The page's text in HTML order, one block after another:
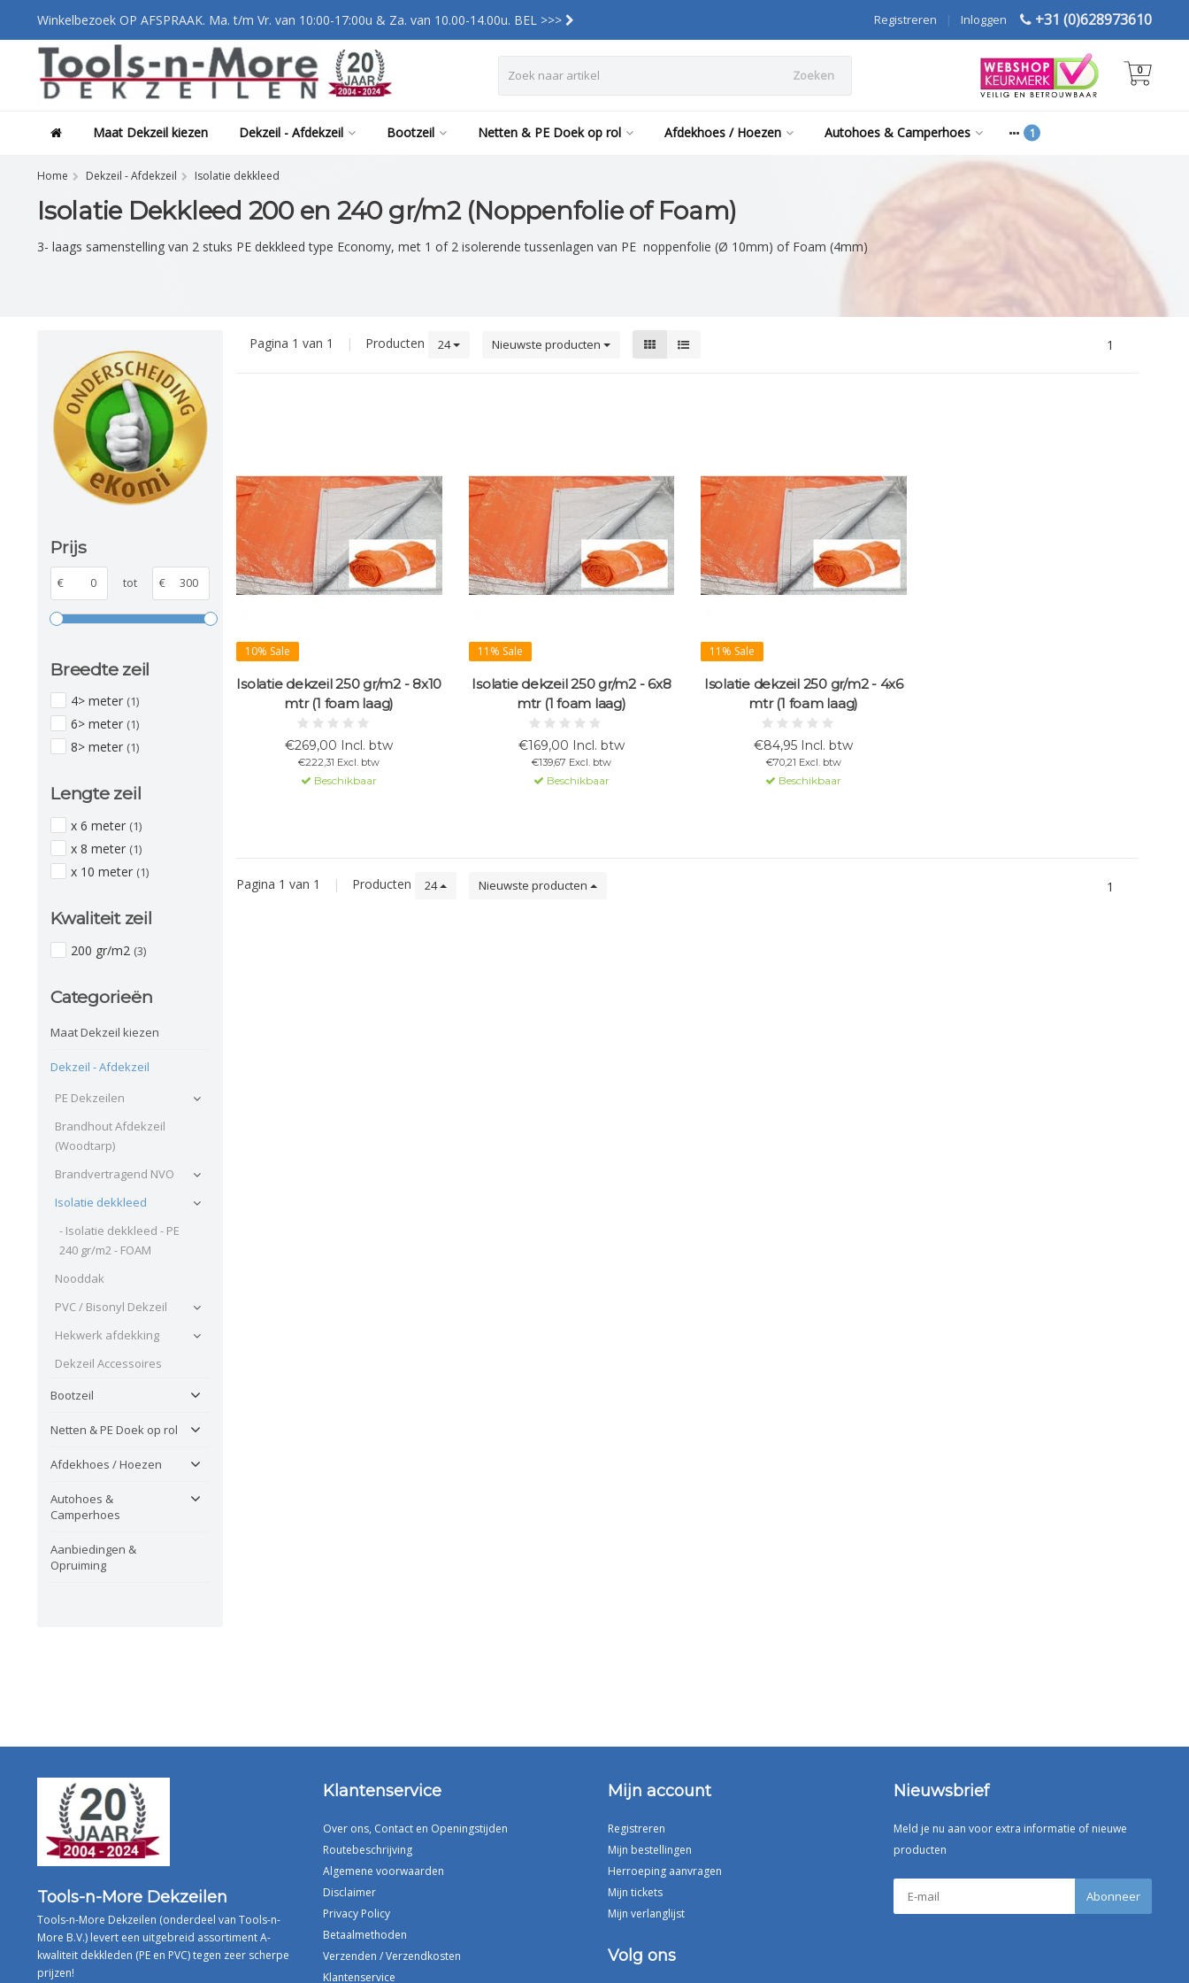
Winkelbezoek OP AFSPRAAK. Ma. t/m Vr. van 10:00-17:00u & Za. van 10.00-14.00u. BEL >>> +31 (0)628973610
Inloggen
|
Registreren
Zoeken 0
Maat Dekzeil kiezen Dekzeil - Afdekzeil Bootzeil Netten & PE Doek op rol Afdekhoes / Hoezen Autohoes & Camperhoes
Home Dekzeil - Afdekzeil Isolatie dekkleed
Isolatie Dekkleed 200 en 240 gr/m2 (Noppenfolie of Foam)
3- laags samenstelling van 2 stuks PE dekkleed type Economy, met 1 of 2 isolerende tussenlagen van PE noppenfolie (Ø 10mm) of Foam (4mm)
Prijs
€ tot €
Breedte zeil
4> meter (1)
6> meter (1)
8> meter (1)
Lengte zeil
x 6 meter (1)
x 8 meter (1)
x 10 meter (1)
Kwaliteit zeil
200 gr/m2 (3)
Categorieën
Maat Dekzeil kiezen
Dekzeil - Afdekzeil
PE Dekzeilen
Brandhout Afdekzeil
(Woodtarp)
Brandvertragend NVO
Isolatie dekkleed
- Isolatie dekkleed - PE
240 gr/m2 - FOAM
Nooddak
PVC / Bisonyl Dekzeil
Hekwerk afdekking
Dekzeil Accessoires
Bootzeil
Netten & PE Doek op rol
Afdekhoes / Hoezen
Autohoes &
Camperhoes
Aanbiedingen &
Opruiming
Pagina 1 van 1 | Producten 24 Nieuwste producten 1
10% Sale
Isolatie dekzeil 250 gr/m2 - 8x10
mtr (1 foam laag)
€269,00 Incl. btw
€222,31 Excl. btw
Beschikbaar
11% Sale
Isolatie dekzeil 250 gr/m2 - 6x8
mtr (1 foam laag)
€169,00 Incl. btw
€139,67 Excl. btw
Beschikbaar
11% Sale
Isolatie dekzeil 250 gr/m2 - 4x6
mtr (1 foam laag)
€84,95 Incl. btw
€70,21 Excl. btw
Beschikbaar
Pagina 1 van 1 | Producten 24 Nieuwste producten 1
Tools-n-More Dekzeilen
Tools-n-More Dekzeilen (onderdeel van Tools-n-
More B.V.) levert een uitgebreid assortiment A-
kwaliteit dekkleden (PE en PVC) tegen zeer scherpe
prijzen!
Klantenservice
Over ons, Contact en Openingstijden
Routebeschrijving
Algemene voorwaarden
Disclaimer
Privacy Policy
Betaalmethoden
Verzenden / Verzendkosten
Klantenservice
Mijn account
Registreren
Mijn bestellingen
Herroeping aanvragen
Mijn tickets
Mijn verlanglijst
Volg ons
Nieuwsbrief
Meld je nu aan voor extra informatie of nieuwe
producten
Abonneer